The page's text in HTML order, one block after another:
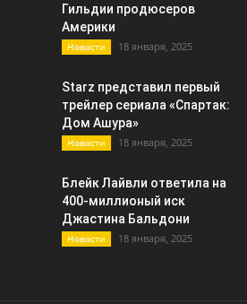
Гильдии продюсеров
Америки
Новости 18 января, 2025
Starz представил первый
трейлер сериала «Спартак:
Дом Ашура»
Новости 18 января, 2025
Блейк Лайвли ответила на
400-миллионый иск
Джастина Бальдони
Новости 18 января, 2025